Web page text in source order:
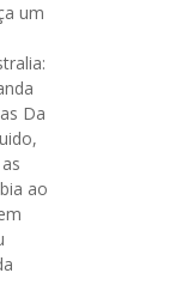
um
Da
ao